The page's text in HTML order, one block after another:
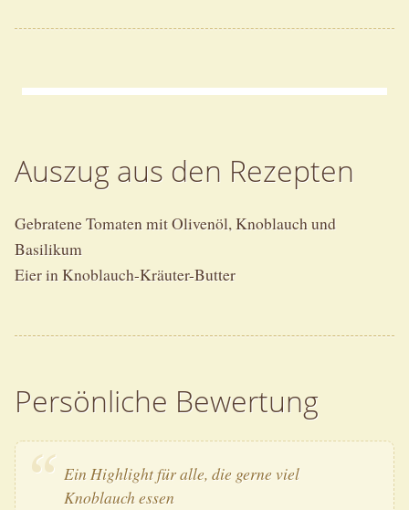
Auszug aus den Rezepten
Gebratene Tomaten mit Olivenöl, Knoblauch und
Basilikum
Eier in Knoblauch-Kräuter-Butter
Persönliche Bewertung
Ein Highlight für alle, die gerne viel
Knoblauch essen